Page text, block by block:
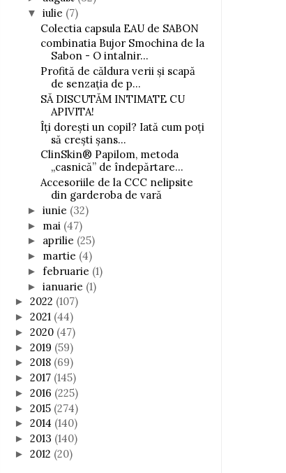
▼ iulie (7)
Colectia capsula EAU de SABON
combinatia Bujor Smochina de la
Sabon - O intalnir...
Profită de căldura verii și scapă
de senzația de p...
SĂ DISCUTĂM INTIMATE CU
APIVITA!
Îți dorești un copil? Iată cum poți
să crești șans...
ClinSkin® Papilom, metoda
„casnică” de îndepărtare...
Accesoriile de la CCC nelipsite
din garderoba de vară
► iunie (32)
► mai (47)
► aprilie (25)
► martie (4)
► februarie (1)
► ianuarie (1)
► 2022 (107)
► 2021 (44)
► 2020 (47)
► 2019 (59)
► 2018 (69)
► 2017 (145)
► 2016 (225)
► 2015 (274)
► 2014 (140)
► 2013 (140)
► 2012 (20)